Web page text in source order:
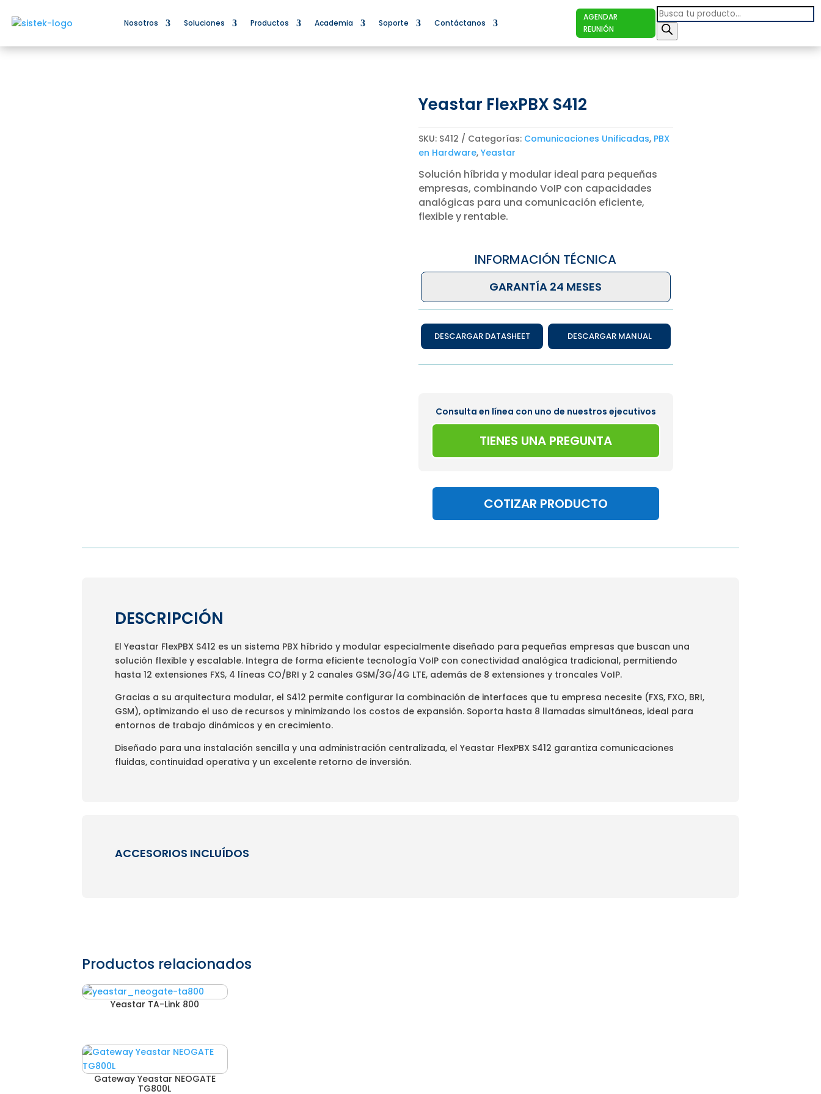
Nosotros Soluciones Productos Academia Soporte Contáctanos
AGENDAR
REUNIÓN
Products
search
Yeastar FlexPBX S412
SKU: S412 Categorías: Comunicaciones Unificadas, PBX
en Hardware, Yeastar
Solución híbrida y modular ideal para pequeñas
empresas, combinando VoIP con capacidades
analógicas para una comunicación eficiente,
flexible y rentable.
INFORMACIÓN TÉCNICA
GARANTÍA 24 MESES
DESCARGAR DATASHEET DESCARGAR MANUAL
Consulta en línea con uno de nuestros ejecutivos
TIENES UNA PREGUNTA
COTIZAR PRODUCTO
DESCRIPCIÓN
El Yeastar FlexPBX S412 es un sistema PBX híbrido y modular especialmente diseñado para pequeñas empresas que buscan una
solución flexible y escalable. Integra de forma eficiente tecnología VoIP con conectividad analógica tradicional, permitiendo
hasta 12 extensiones FXS, 4 líneas CO/BRI y 2 canales GSM/3G/4G LTE, además de 8 extensiones y troncales VoIP.
Gracias a su arquitectura modular, el S412 permite configurar la combinación de interfaces que tu empresa necesite (FXS, FXO, BRI,
GSM), optimizando el uso de recursos y minimizando los costos de expansión. Soporta hasta 8 llamadas simultáneas, ideal para
entornos de trabajo dinámicos y en crecimiento.
Diseñado para una instalación sencilla y una administración centralizada, el Yeastar FlexPBX S412 garantiza comunicaciones
fluidas, continuidad operativa y un excelente retorno de inversión.
ACCESORIOS INCLUÍDOS
Productos relacionados
Yeastar TA-Link 800
Gateway Yeastar NEOGATE
TG800L